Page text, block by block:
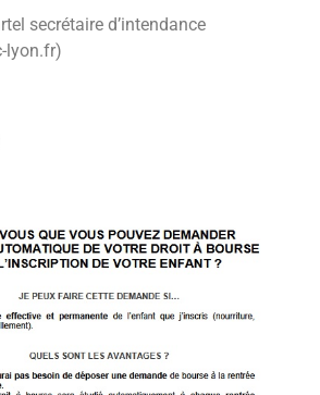
secrétaire d’intendance
lyon.fr)